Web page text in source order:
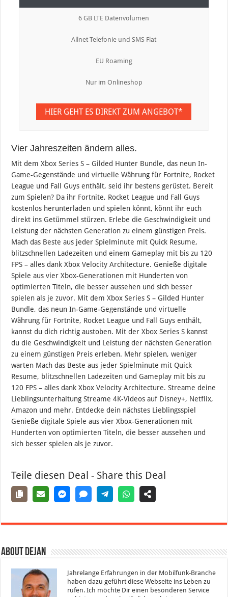
6 GB LTE Datenvolumen
Allnet Telefonie und SMS Flat
EU Roaming
Nur im Onlineshop
HIER GEHT ES DIREKT ZUM ANGEBOT*
Vier Jahreszeiten ändern alles.
Mit dem Xbox Series S – Gilded Hunter Bundle, das neun In-
Game-Gegenstände und virtuelle Währung für Fortnite, Rocket
League und Fall Guys enthält, seid ihr bestens gerüstet. Bereit
zum Spielen? Da ihr Fortnite, Rocket League und Fall Guys
kostenlos herunterladen und spielen könnt, könnt ihr euch
direkt ins Getümmel stürzen. Erlebe die Geschwindigkeit und
Leistung der nächsten Generation zu einem günstigen Preis.
Mach das Beste aus jeder Spielminute mit Quick Resume,
blitzschnellen Ladezeiten und einem Gameplay mit bis zu 120
FPS – alles dank Xbox Velocity Architecture. Genieße digitale
Spiele aus vier Xbox-Generationen mit Hunderten von
optimierten Titeln, die besser aussehen und sich besser
spielen als je zuvor. Mit dem Xbox Series S – Gilded Hunter
Bundle, das neun In-Game-Gegenstände und virtuelle
Währung für Fortnite, Rocket League und Fall Guys enthält,
kannst du dich richtig austoben. Mit der Xbox Series S kannst
du die Geschwindigkeit und Leistung der nächsten Generation
zu einem günstigen Preis erleben. Mehr spielen, weniger
warten Mach das Beste aus jeder Spielminute mit Quick
Resume, blitzschnellen Ladezeiten und Gameplay mit bis zu
120 FPS – alles dank Xbox Velocity Architecture. Streame deine
Lieblingsunterhaltung Streame 4K-Videos auf Disney+, Netflix,
Amazon und mehr. Entdecke dein nächstes Lieblingsspiel
Genieße digitale Spiele aus vier Xbox-Generationen mit
Hunderten von optimierten Titeln, die besser aussehen und
sich besser spielen als je zuvor.
Teile diesen Deal - Share this Deal
About Dejan
Jahrelange Erfahrungen in der Mobilfunk-Branche
haben dazu geführt diese Webseite ins Leben zu
rufen. Ich möchte Dir einen besonderen Service